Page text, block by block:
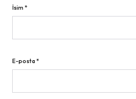
İsim *
E-posta *